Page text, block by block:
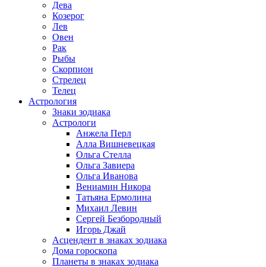
Дева
Козерог
Лев
Овен
Рак
Рыбы
Скорпион
Стрелец
Телец
Астрология
Знаки зодиака
Астрологи
Анжела Перл
Алла Вишневецкая
Ольга Стелла
Ольга Завиера
Ольга Иванова
Вениамин Никора
Татьяна Ермолина
Михаил Левин
Сергей Безбородный
Игорь Джай
Асцендент в знаках зодиака
Дома гороскопа
Планеты в знаках зодиака